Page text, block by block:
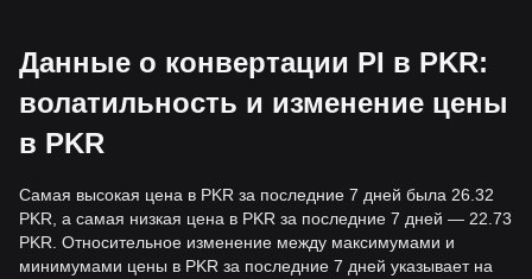
Данные о конвертации PI в PKR:
волатильность и изменение цены
в PKR
Самая высокая цена в PKR за последние 7 дней была 26.32
PKR, а самая низкая цена в PKR за последние 7 дней — 22.73
PKR. Относительное изменение между максимумами и
минимумами цены в PKR за последние 7 дней указывает на